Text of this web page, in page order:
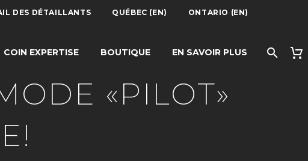
DES DÉTAILLANTS QUÉBEC (EN) ONTARIO (EN)
COIN EXPERTISE BOUTIQUE EN SAVOIR PLUS
«PILOT»